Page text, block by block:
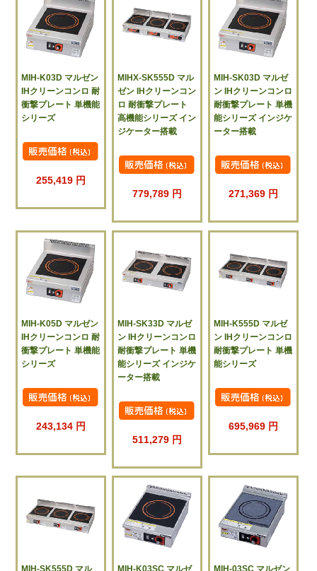
MIH-K03D マルゼン
IHクリーンコンロ 耐
衝撃プレート 単機能
シリーズ
255,419 円
MIHX-SK555D マル
ゼン IHクリーンコン
ロ 耐衝撃プレート
高機能シリーズ イン
ジケーター搭載
779,789 円
MIH-SK03D マルゼ
ン IHクリーンコンロ
耐衝撃プレート 単機
能シリーズ インジケ
ーター搭載
271,369 円
MIH-K05D マルゼン
IHクリーンコンロ 耐
衝撃プレート 単機能
シリーズ
243,134 円
MIH-SK33D マルゼ
ン IHクリーンコンロ
耐衝撃プレート 単機
能シリーズ インジケ
ーター搭載
511,279 円
MIH-K555D マルゼ
ン IHクリーンコンロ
耐衝撃プレート 単機
能シリーズ
695,969 円